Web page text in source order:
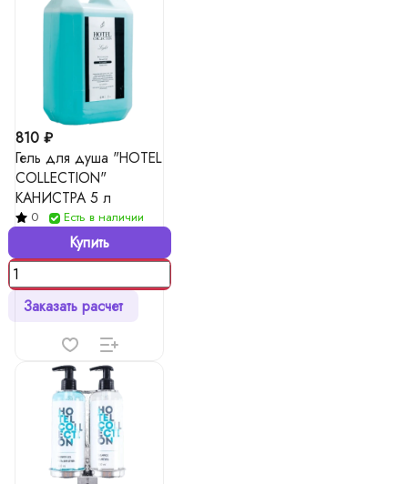
810 ₽
Гель для душа "HOTEL
COLLECTION"
КАНИСТРА 5 л
0 Есть в наличии
Купить
Заказать расчет